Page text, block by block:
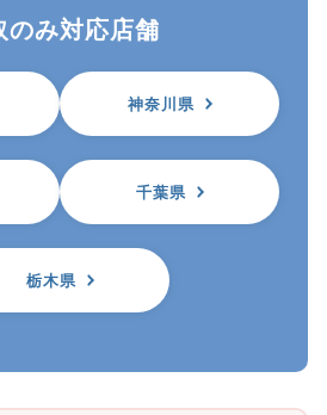
のみ対応店舗
神奈川県
千葉県
栃木県